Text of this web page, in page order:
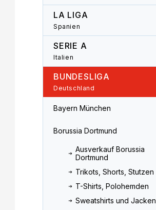
n
t
LA LIGA
Spanien
SERIE A
Italien
BUNDESLIGA
Deutschland
Bayern München
Borussia Dortmund
Ausverkauf Borussia
Dortmund
Trikots, Shorts, Stutzen
T-Shirts, Polohemden
Sweatshirts und Jacken